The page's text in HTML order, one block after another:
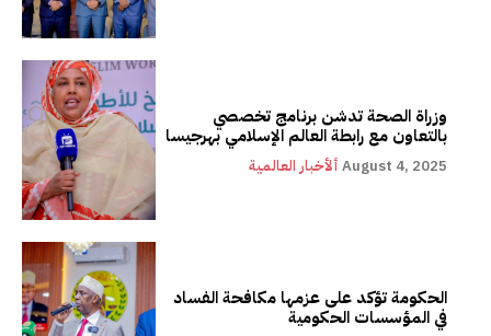
وزراة الصحة تدشن برنامج تخصصي
بالتعاون مع رابطة العالم الإسلامي بهرجيسا
ألأخبار العالمية August 4, 2025
الحكومة تؤكد على عزمها مكافحة الفساد
في المؤسسات الحكومية